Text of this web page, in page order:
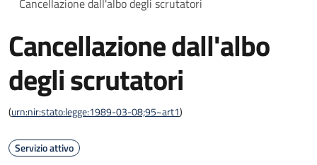
Cancellazione dall'albo degli scrutatori
Cancellazione dall'albo
degli scrutatori
(urn:nir:stato:legge:1989-03-08;95~art1)
Servizio attivo